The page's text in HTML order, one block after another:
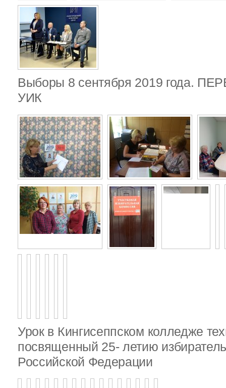
Выборы 8 сентября 2019 года.
УИК
Урок в Кингисеппском колледже
посвященный 25- летию
Российской Федерации